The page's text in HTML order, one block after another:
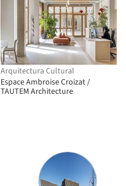
Arquitectura Cultural
Espace Ambroise Croizat /
TAUTEM Architecture